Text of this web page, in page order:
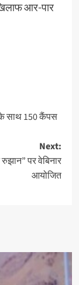
आर-पार
के साथ 150 कैंपस
Next:
पर वेबिनार
आयोजित